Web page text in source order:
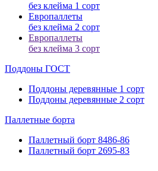
без клейма 1 сорт
Европаллеты
без клейма 2 сорт
Европаллеты
без клейма 3 сорт
Поддоны ГОСТ
Поддоны деревянные 1 сорт
Поддоны деревянные 2 сорт
Паллетные борта
Паллетный борт 8486-86
Паллетный борт 2695-83